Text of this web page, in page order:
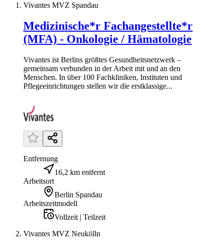
Vivantes MVZ Spandau
Medizinische*r Fachangestellte*r
(MFA) - Onkologie / Hämatologie
Vivantes ist Berlins größtes Gesundheitsnetzwerk –
gemeinsam verbunden in der Arbeit mit und an den
Menschen. In über 100 Fachkliniken, Instituten und
Pflegeeinrichtungen stellen wir die erstklassige...
Entfernung
16,2 km entfernt
Arbeitsort
Berlin Spandau
Arbeitszeitmodell
Vollzeit | Teilzeit
Vivantes MVZ Neukölln